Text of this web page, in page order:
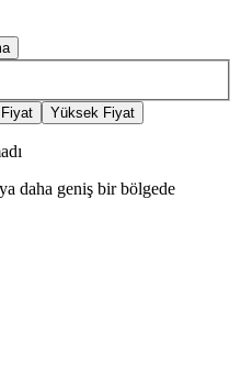
Yüksek Fiyat
daha geniş bir bölgede